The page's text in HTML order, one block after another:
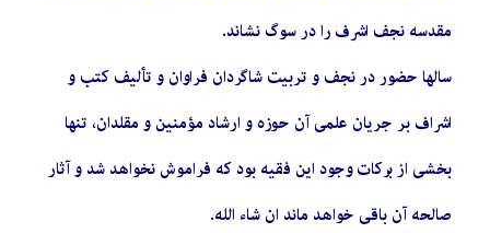
مقدسه نجف اشرف را در سوگ نشاند.
سالها حضور در نجف و تربیت شاگردان فراوان و تألیف کتب و
اشراف بر جریان علمی آن حوزه و ارشاد مؤمنین و مقلدان، تنها
بخشی از برکات وجود این فقیه بود که فراموش نخواهد شد و آثار
صالحه آن باقی خواهد ماند ان شاء الله.